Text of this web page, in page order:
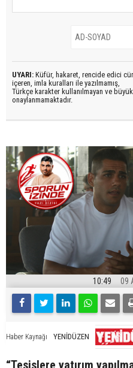
UYARI: Küfür, hakaret, rencide edici
içeren, imla kuralları ile yazılmamış,
Türkçe karakter kullanılmayan ve
onaylanmamaktadır.
10:49 09
Haber Kaynağı YENİDÜZEN
“Tesislere yatırım